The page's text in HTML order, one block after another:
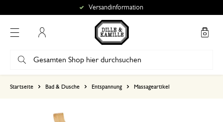
Versandinformation
Startseite Bad & Dusche Entspannung Massageartikel